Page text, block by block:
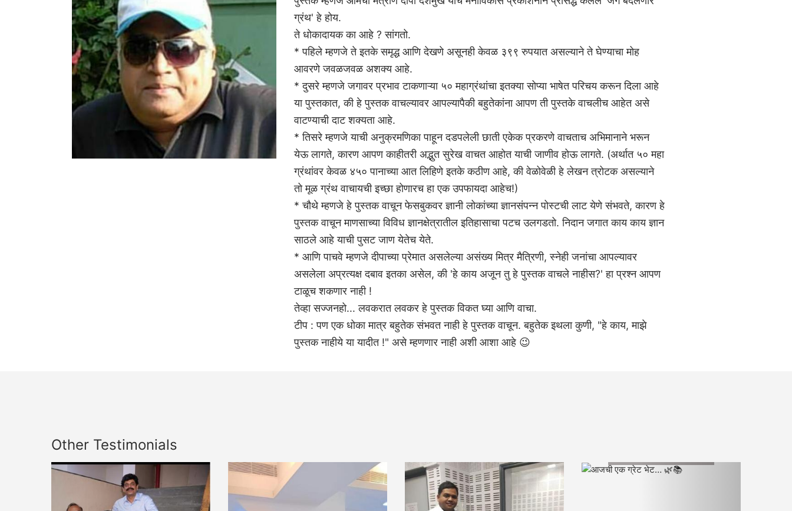
जोशी
पुस्तक
पेठ
ग्रंथ' हे होय.
ते धोकादायक का आहे ? सांगतो.
* पहिले म्हणजे ते इतके समृद्ध आणि देखणे असूनही केवळ ३९९ रुपयात असल्याने ते घेण्याचा मोह
आवरणे जवळजवळ अशक्य आहे.
* दुसरे म्हणजे जगावर प्रभाव टाकणाऱ्या ५० महाग्रंथांचा इतक्या सोप्या भाषेत परिचय करून दिला आहे
या पुस्तकात, की हे पुस्तक वाचल्यावर आपल्यापैकी बहुतेकांना आपण ती पुस्तके वाचलीच आहेत असे
वाटण्याची दाट शक्यता आहे.
* तिसरे म्हणजे याची अनुक्रमणिका पाहून दडपलेली छाती एकेक प्रकरणे वाचताच अभिमानाने भरून
येऊ लागते, कारण आपण काहीतरी अद्भुत सुरेख वाचत आहोत याची जाणीव होऊ लागते. (अर्थात ५० महा
ग्रंथांवर केवळ ४५० पानाच्या आत लिहिणे इतके कठीण आहे, की वेळोवेळी हे लेखन त्रोटक असल्याने
तो मूळ ग्रंथ वाचायची इच्छा होणारच हा एक उपफायदा आहेच!)
* चौथे म्हणजे हे पुस्तक वाचून फेसबुकवर ज्ञानी लोकांच्या ज्ञानसंपन्न पोस्टची लाट येणे संभवते, कारण हे
पुस्तक वाचून माणसाच्या विविध ज्ञानक्षेत्रातील इतिहासाचा पटच उलगडतो. निदान जगात काय काय ज्ञान
साठले आहे याची पुसट जाण येतेच येते.
* आणि पाचवे म्हणजे दीपाच्या प्रेमात असलेल्या असंख्य मित्र मैत्रिणी, स्नेही जनांचा आपल्यावर
असलेला अप्रत्यक्ष दबाव इतका असेल, की 'हे काय अजून तु हे पुस्तक वाचले नाहीस?' हा प्रश्न आपण
टाळूच शकणार नाही !
तेव्हा सज्जनहो... लवकरात लवकर हे पुस्तक विकत घ्या आणि वाचा.
टीप : पण एक धोका मात्र बहुतेक संभवत नाही हे पुस्तक वाचून. बहुतेक इथला कुणी, "हे काय, माझे
पुस्तक नाहीये या यादीत !" असे म्हणणार नाही अशी आशा आहे 😉
Other Testimonials
Previous